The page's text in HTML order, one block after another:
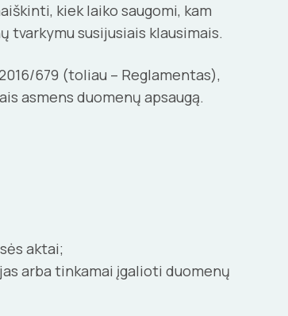
kiek laiko saugomi, kam
susijusiais klausimais.
679 (toliau – Reglamentas),
asmens duomenų apsaugą.
aktai;
arba tinkamai įgalioti duomenų